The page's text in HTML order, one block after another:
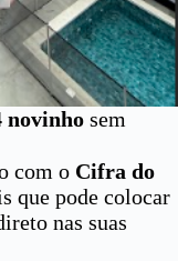
novinho sem
com o Cifra do
que pode colocar
nas suas